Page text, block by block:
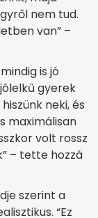
nem tud.
van” –
is jó
gyerek
neki, és
maximálisan
volt rossz
– tette hozzá
szerint a
“Ez